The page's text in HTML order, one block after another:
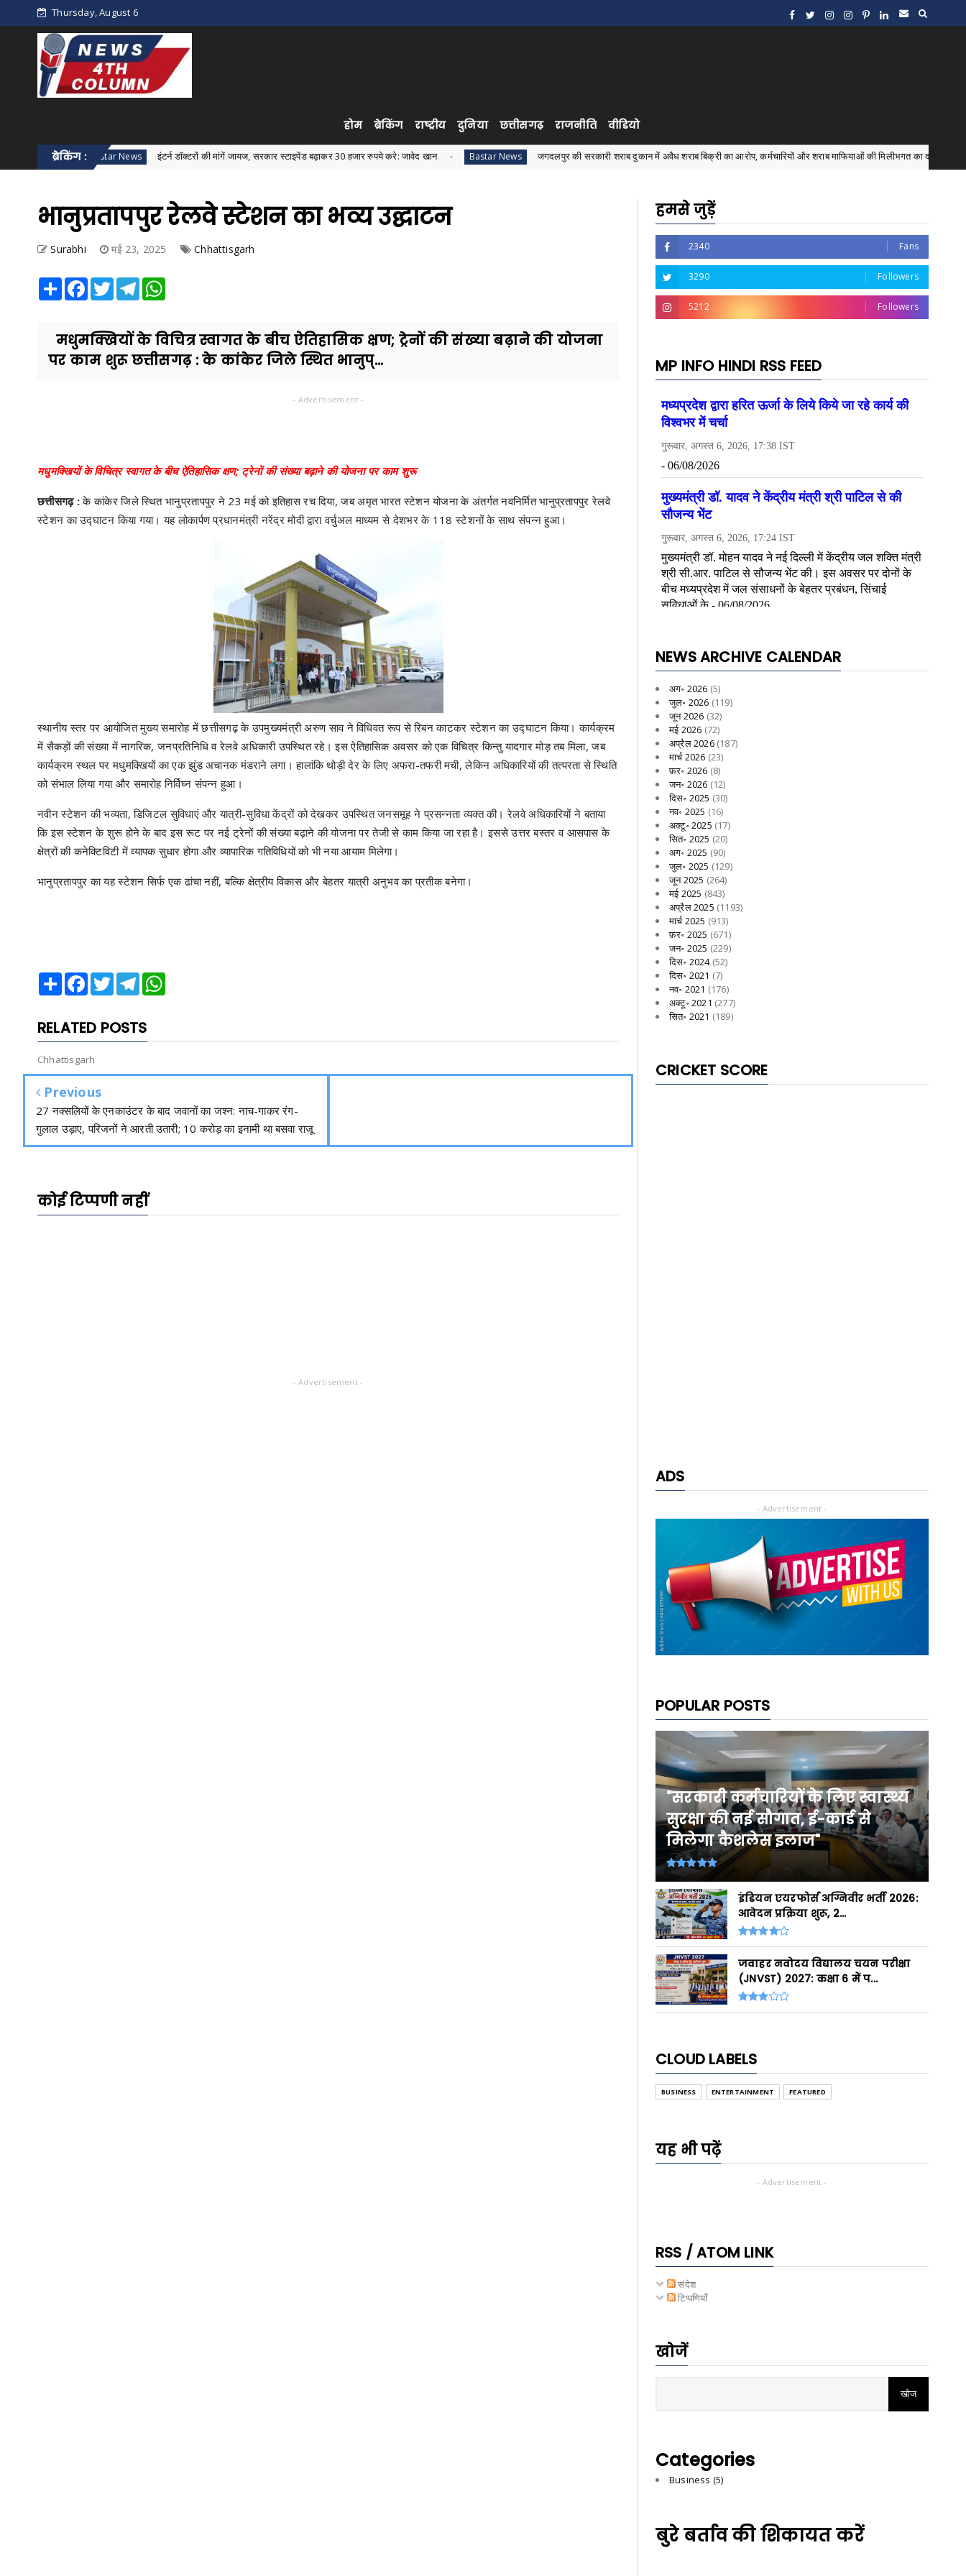
Thursday, August 6
होम ब्रेकिंग राष्ट्रीय दुनिया छत्तीसगढ़ राजनीति वीडियो
ब्रेकिंग :
Bastar News इंटर्न डॉक्टरों की मांगें जायज, सरकार स्टाइपेंड बढ़ाकर 30 हजार रुपये करे: जावेद खान Bastar News जगदलपुर की सरकारी शराब दुकान में अवैध शराब बिक्री का आरोप, कर्मचारियों और शराब माफियाओं की मिलीभगत का दावा Amit Shah
भानुप्रतापपुर रेलवे स्टेशन का भव्य उद्घाटन
Surabhi मई 23, 2025 Chhattisgarh
Share Facebook
TwitterTelegram
मधुमक्खियों के विचित्र स्वागत के बीच ऐतिहासिक क्षण; ट्रेनों की संख्या बढ़ाने की योजना
पर काम शुरू छत्तीसगढ़ : के कांकेर जिले स्थित भानुप्...
- Advertisement -
मधुमक्खियों के विचित्र स्वागत के बीच ऐतिहासिक क्षण; ट्रेनों की संख्या बढ़ाने की योजना पर काम शुरू
छत्तीसगढ़ :के कांकेर जिले स्थित भानुप्रतापपुर ने 23 मई को इतिहास रच दिया, जब अमृत भारत स्टेशन योजना के अंतर्गत नवनिर्मित भानुप्रतापपुर रेलवे
स्टेशन का उद्घाटन किया गया। यह लोकार्पण प्रधानमंत्री नरेंद्र मोदी द्वारा वर्चुअल माध्यम से देशभर के 118 स्टेशनों के साथ संपन्न हुआ।
स्थानीय स्तर पर आयोजित मुख्य समारोह में छत्तीसगढ़ के उपमुख्यमंत्री अरुण साव ने विधिवत रूप से रिबन काटकर स्टेशन का उद्घाटन किया। कार्यक्रम
में सैकड़ों की संख्या में नागरिक, जनप्रतिनिधि व रेलवे अधिकारी उपस्थित रहे। इस ऐतिहासिक अवसर को एक विचित्र किन्तु यादगार मोड़ तब मिला, जब
कार्यक्रम स्थल पर मधुमक्खियों का एक झुंड अचानक मंडराने लगा। हालांकि थोड़ी देर के लिए अफरा-तफरी मची, लेकिन अधिकारियों की तत्परता से स्थिति
को संभाल लिया गया और समारोह निर्विघ्न संपन्न हुआ।
नवीन स्टेशन की भव्यता, डिजिटल सुविधाएं और यात्री-सुविधा केंद्रों को देखकर उपस्थित जनसमूह ने प्रसन्नता व्यक्त की। रेलवे अधिकारियों ने बताया
कि इस स्टेशन के शुरू होने के बाद इस रूट पर नई ट्रेनों की संख्या बढ़ाने की योजना पर तेजी से काम किया जा रहा है। इससे उत्तर बस्तर व आसपास के
क्षेत्रों की कनेक्टिविटी में व्यापक सुधार होगा और व्यापारिक गतिविधियों को भी नया आयाम मिलेगा।
भानुप्रतापपुर का यह स्टेशन सिर्फ एक ढांचा नहीं, बल्कि क्षेत्रीय विकास और बेहतर यात्री अनुभव का प्रतीक बनेगा।
Share Facebook
TwitterTelegram
RELATED POSTS
Chhattisgarh
Previous
27 नक्सलियों के एनकाउंटर के बाद जवानों का जश्न: नाच-गाकर रंग-
गुलाल उड़ाए, परिजनों ने आरती उतारी; 10 करोड़ का इनामी था बसवा राजू
कोई टिप्पणी नहीं
- Advertisement -
हमसे जुड़ें
2340 Fans
3290 Followers
5212 Followers
MP INFO HINDI RSS FEED
NEWS ARCHIVE CALENDAR
अग॰ 2026 (5)
जुल॰ 2026 (119)
जून 2026 (32)
मई 2026 (72)
अप्रैल 2026(187)
मार्च 2026 (23)
फ़र॰ 2026 (8)
जन॰ 2026 (12)
दिस॰ 2025 (30)
नव॰ 2025 (16)
अक्टू॰ 2025 (17)
सित॰ 2025 (20)
अग॰ 2025 (90)
जुल॰ 2025 (129)
जून 2025 (264)
मई 2025 (843)
अप्रैल 2025 (1193)
मार्च 2025 (913)
फ़र॰ 2025 (671)
जन॰ 2025 (229)
दिस॰ 2024(52)
दिस॰ 2021 (7)
नव॰ 2021 (176)
अक्टू॰ 2021 (277)
सित॰ 2021 (189)
CRICKET SCORE
ADS
- Advertisement -
POPULAR POSTS
"सरकारी कर्मचारियों के लिए स्वास्थ्य
सुरक्षा की नई सौगात, ई-कार्ड से
मिलेगा कैशलेस इलाज"
इंडियन एयरफोर्स अग्निवीर भर्ती 2026:
आवेदन प्रक्रिया शुरू, 2...
जवाहर नवोदय विद्यालय चयन परीक्षा
(JNVST) 2027: कक्षा 6 में प...
CLOUD LABELS
BUSINESS ENTERTAINMENT FEATURED
यह भी पढ़ें
- Advertisement -
RSS / ATOM LINK
संदेश
टिप्पणियाँ
खोजें
Categories
Business (5)
बुरे बर्ताव की शिकायत करें